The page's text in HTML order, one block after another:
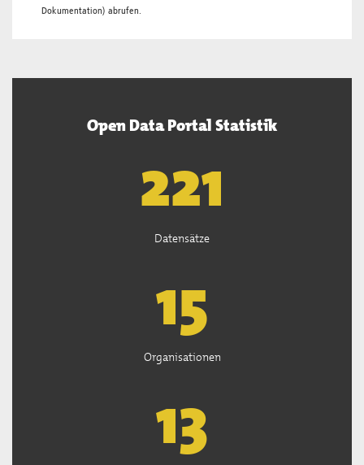
Dokumentation) abrufen.
Open Data Portal Statistik
222
Datensätze
15
Organisationen
13